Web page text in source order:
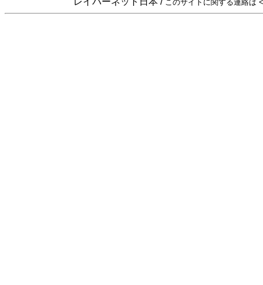
このサイトに関する連絡は